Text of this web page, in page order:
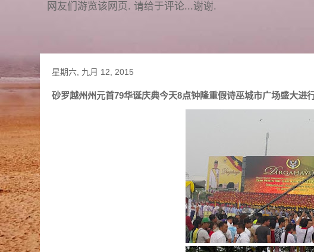
网友们游览该网页. 请给于评论...谢谢.
星期六, 九月 12, 2015
砂罗越州州元首79华诞庆典今天8点钟隆重假诗巫城市广场盛大进